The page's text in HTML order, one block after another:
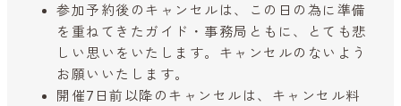
参加予約後のキャンセルは、この日の為に準備
を重ねてきたガイド・事務局ともに、とても悲
しい思いをいたします。キャンセルのないよう
お願いいたします。
開催7日前以降のキャンセルは、キャンセル料